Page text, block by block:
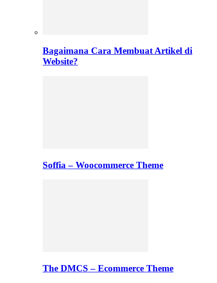
Bagaimana Cara Membuat Artikel di
Website?
Soffia – Woocommerce Theme
The DMCS – Ecommerce Theme